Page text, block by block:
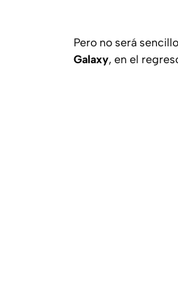
Pero no será
Galaxy, en el